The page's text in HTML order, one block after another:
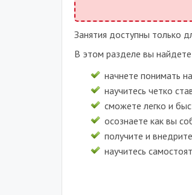
Занятия доступны только
В этом разделе вы
начнете понимать
научитесь четко
сможете легко и
осознаете как вы
получите и
научитесь